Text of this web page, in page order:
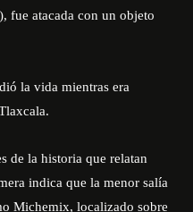
fue atacada con un objeto
la vida mientras era
de la historia que relatan
indica que la menor salía
Michemix, localizado sobre